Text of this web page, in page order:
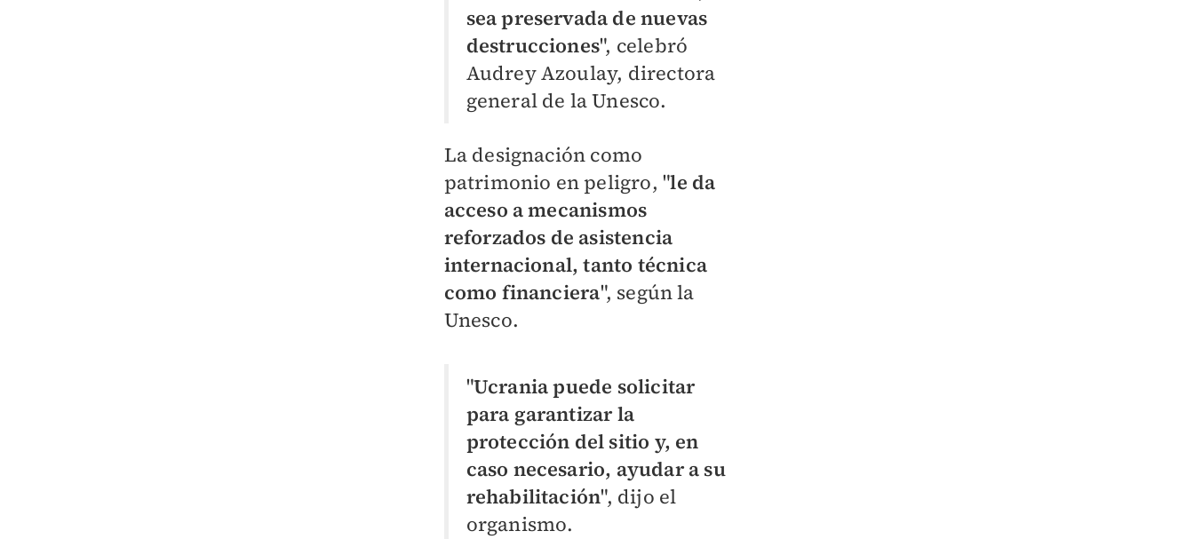
sea preservada de nuevas
destrucciones", celebró
Audrey Azoulay, directora
general de la Unesco.
La designación como
patrimonio en peligro, "le da
acceso a mecanismos
reforzados de asistencia
internacional, tanto técnica
como financiera", según la
Unesco.
"Ucrania puede solicitar
para garantizar la
protección del sitio y, en
caso necesario, ayudar a su
rehabilitación", dijo el
organismo.